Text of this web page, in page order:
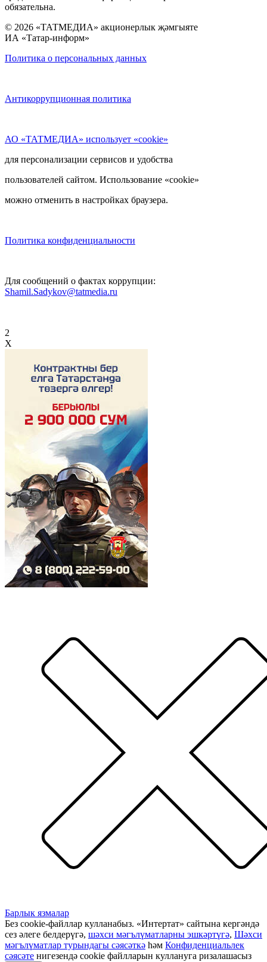
обязательна.
© 2026 «ТАТМЕДИА» акционерлык җәмгыяте
ИА «Татар-информ»
Политика о персональных данных
Антикоррупционная политика
АО «ТАТМЕДИА» использует «cookie»
для персонализации сервисов и удобства
пользователей сайтом. Использование «cookie»
можно отменить в настройках браузера.
Политика конфиденциальности
Для сообщений о фактах коррупции:
Shamil.Sadykov@tatmedia.ru
2
X
Барлык язмалар
Без cookie-файллар кулланабыз. «Интертат» сайтына кергәндә
сез әлеге белдерүгә, шәхси мәгълүматларны эшкәртүгә, Шәхси
мәгълүматлар турындагы сәясәткә һәм Конфиденциальлек
сәясәте нигезендә cookie файлларын куллануга ризалашасыз